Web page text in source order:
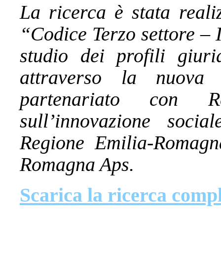
La ricerca è stata
“Codice Terzo settore
studio dei profili
attraverso la
partenariato con
sull’innovazione
Regione Emilia-
Romagna Aps.
Scarica la ricerca